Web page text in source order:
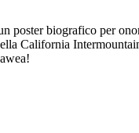
poster biografico per
California